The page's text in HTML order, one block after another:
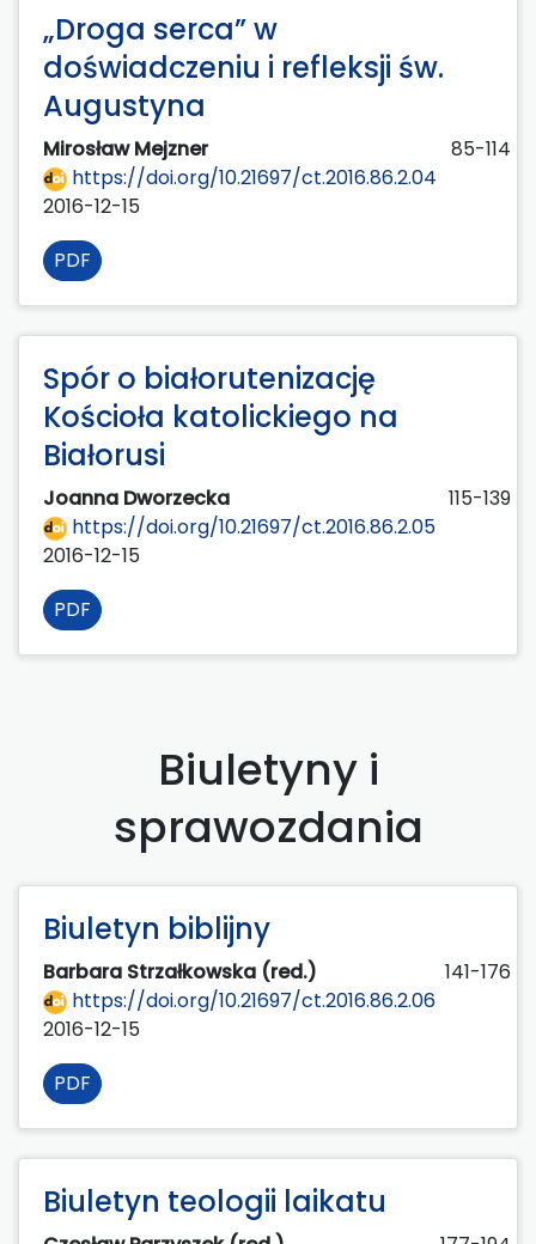
„Droga serca” w
doświadczeniu i refleksji św.
Augustyna
Mirosław Mejzner
85-114
https://doi.org/10.21697/ct.2016.86.2.04
2016-12-15
PDF
Spór o białorutenizację
Kościoła katolickiego na
Białorusi
Joanna Dworzecka
115-139
https://doi.org/10.21697/ct.2016.86.2.05
2016-12-15
PDF
Biuletyny i
sprawozdania
Biuletyn biblijny
Barbara Strzałkowska (red.)
141-176
https://doi.org/10.21697/ct.2016.86.2.06
2016-12-15
PDF
Biuletyn teologii laikatu